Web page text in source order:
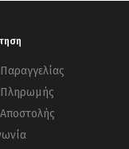
Πληρωμής